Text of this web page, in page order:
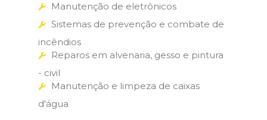
Manutenção de eletrônicos
Sistemas de prevenção e combate de
incêndios
Reparos em alvenaria, gesso e pintura
- civil
Manutenção e limpeza de caixas
d'água